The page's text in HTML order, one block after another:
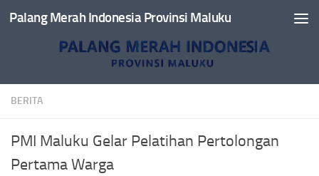
Skip to content
Palang Merah Indonesia Provinsi Maluku
BERITA
PMI Maluku Gelar Pelatihan Pertolongan
Pertama Warga